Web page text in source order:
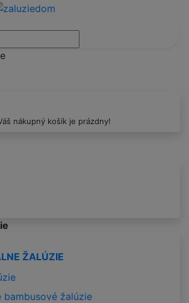
nákupný košík je prázdny!
ŽALÚZIE
bambusové žalúzie